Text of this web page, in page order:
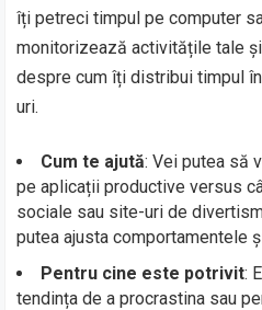
îți petreci timpul pe computer
monitorizează activitățile tale
despre cum îți distribui timpul
uri.
Cum te ajută: Vei putea să
pe aplicații productive versus
sociale sau site-uri de
putea ajusta comportamentele
Pentru cine este potrivit:
tendința de a procrastina sau